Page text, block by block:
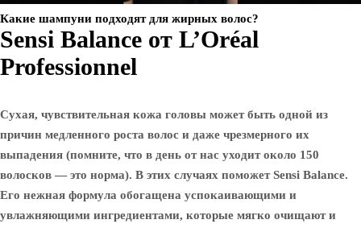
Какие шампуни подходят для жирных волос?
Sensi Balance от L’Oréal
Professionnel
Сухая, чувствительная кожа головы может быть одной из
причин медленного роста волос и даже чрезмерного их
выпадения (помните, что в день от нас уходит около 150
волосков — это норма). В этих случаях поможет Sensi Balance.
Его нежная формула обогащена успокаивающими и
увлажняющими ингредиентами, которые мягко очищают и